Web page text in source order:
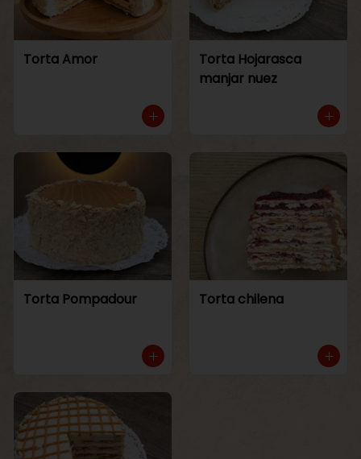
Torta Amor
Torta Hojarasca
manjar nuez
Torta Pompadour Torta chilena